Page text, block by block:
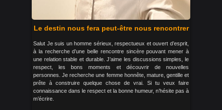
Le destin nous fera peut-être nous rencontrer
Salut Je suis un homme sérieux, respectueux et ouvert d’esprit,
à la recherche d’une belle rencontre sincère pouvant mener à
une relation stable et durable. J’aime les discussions simples, le
respect, les bons moments et découvrir de nouvelles
personnes. Je recherche une femme honnête, mature, gentille et
prête à construire quelque chose de vrai. Si tu veux faire
connaissance dans le respect et la bonne humeur, n’hésite pas à
m’écrire.